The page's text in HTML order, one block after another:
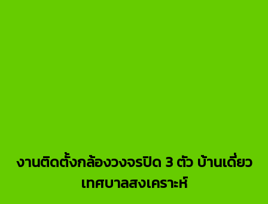
งานติดตั้งกล้องวงจรปิด 3 ตัว บ้านเดี่ยว
เทศบาลสงเคราะห์